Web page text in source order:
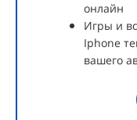
онлайн
Игры и
Iphone
вашего